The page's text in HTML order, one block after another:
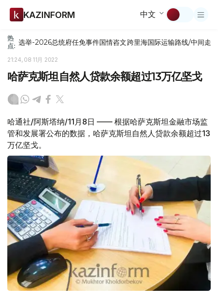
KAZINFORM 中文
热
点: 选举-2026总统府任免事件国情咨文跨里海国际运输路线/中间走廊
21:24, 08 11月 2022
哈萨克斯坦自然人贷款余额超过13万亿坚戈
哈通社/阿斯塔纳/11月8日 —— 根据哈萨克斯坦金融市场监
管和发展署公布的数据，哈萨克斯坦自然人贷款余额超过13
万亿坚戈。